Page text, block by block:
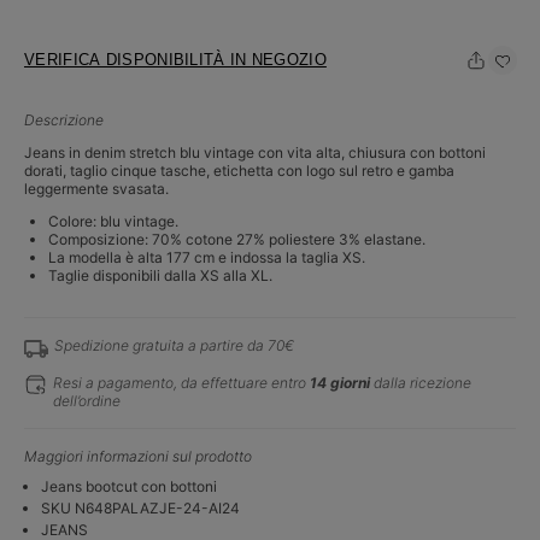
VERIFICA DISPONIBILITÀ IN NEGOZIO
Descrizione
Jeans in denim stretch blu vintage con vita alta, chiusura con bottoni
dorati, taglio cinque tasche, etichetta con logo sul retro e gamba
leggermente svasata.
Colore: blu vintage.
Composizione: 70% cotone 27% poliestere 3% elastane.
La modella è alta 177 cm e indossa la taglia XS.
Taglie disponibili dalla XS alla XL.
Spedizione gratuita a partire da 70€
Resi a pagamento, da effettuare entro 14 giornidalla ricezione
dell’ordine
Maggiori informazioni sul prodotto
Jeans bootcut con bottoni
SKU N648PALAZJE-24-AI24
JEANS